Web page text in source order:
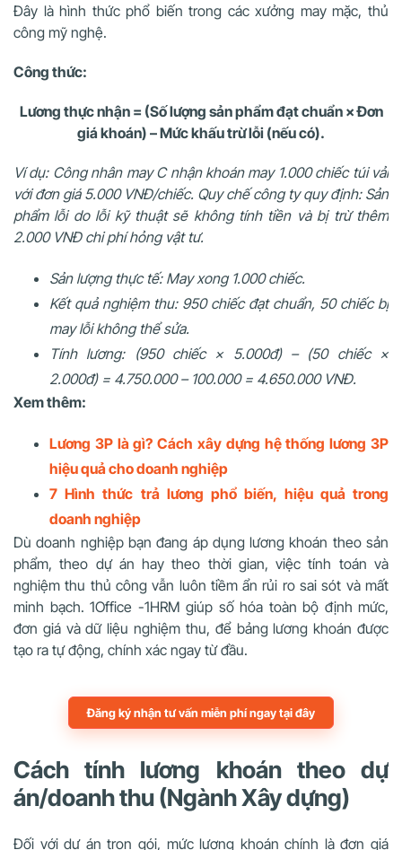
Đây là hình thức phổ biến trong các xưởng may mặc, thủ
công mỹ nghệ.
Công thức:
Lương thực nhận = (Số lượng sản phẩm đạt chuẩn × Đơn
giá khoán) – Mức khấu trừ lỗi (nếu có).
Ví dụ: Công nhân may C nhận khoán may 1.000 chiếc túi vải
với đơn giá 5.000 VNĐ/chiếc. Quy chế công ty quy định: Sản
phẩm lỗi do lỗi kỹ thuật sẽ không tính tiền và bị trừ thêm
2.000 VNĐ chi phí hỏng vật tư.
Sản lượng thực tế: May xong 1.000 chiếc.
Kết quả nghiệm thu: 950 chiếc đạt chuẩn, 50 chiếc bị
may lỗi không thể sửa.
Tính lương: (950 chiếc × 5.000đ) – (50 chiếc ×
2.000đ) = 4.750.000 – 100.000 = 4.650.000 VNĐ.
Xem thêm:
Lương 3P là gì? Cách xây dựng hệ thống lương 3P
hiệu quả cho doanh nghiệp
7 Hình thức trả lương phổ biến, hiệu quả trong
doanh nghiệp
Dù doanh nghiệp bạn đang áp dụng lương khoán theo sản
phẩm, theo dự án hay theo thời gian, việc tính toán và
nghiệm thu thủ công vẫn luôn tiềm ẩn rủi ro sai sót và mất
minh bạch. 1Office -1HRM giúp số hóa toàn bộ định mức,
đơn giá và dữ liệu nghiệm thu, để bảng lương khoán được
tạo ra tự động, chính xác ngay từ đầu.
Đăng ký nhận tư vấn miễn phí ngay tại đây
Cách tính lương khoán theo dự
án/doanh thu (Ngành Xây dựng)
Đối với dự án trọn gói, mức lương khoán chính là đơn giá